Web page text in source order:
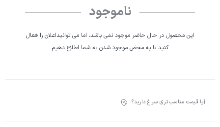
ناموجود
این محصول در حال حاضر موجود نمی باشد، اما می توانیداعلان را فعال
کنید تا به محض موجود شدن به شما اطلاع دهیم
آیا قیمت مناسب‌تری سراغ دارید؟